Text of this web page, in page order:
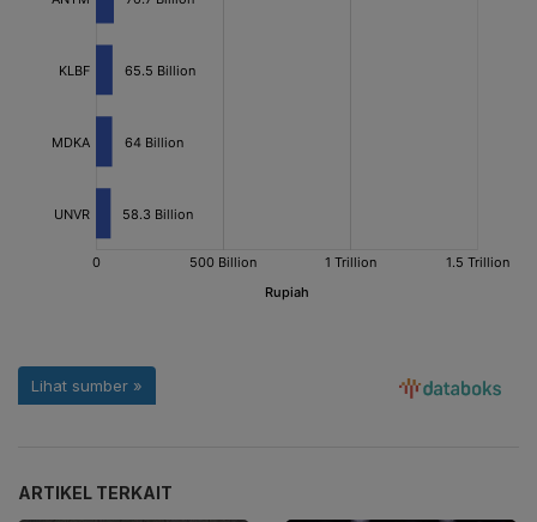
ARTIKEL TERKAIT